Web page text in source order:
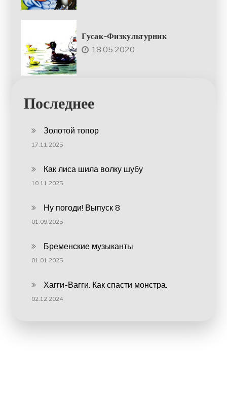
Гусак-Физкультурник
18.05.2020
Последнее
Золотой топор
17.11.2025
Как лиса шила волку шубу
10.11.2025
Ну погоди! Выпуск 8
01.09.2025
Бременские музыканты
01.01.2025
Хагги-Вагги. Как спасти монстра.
02.12.2024